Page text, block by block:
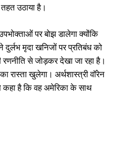
उठाया है।
पर बोझ डालेगा क्योंकि
मृदा खनिजाें पर प्रतिबंध को
से जाेड़कर देखा जा रहा है।
रास्ता खुलेगा। अर्थशास्त्री वॉरेन
है कि वह अमेरिका के साथ